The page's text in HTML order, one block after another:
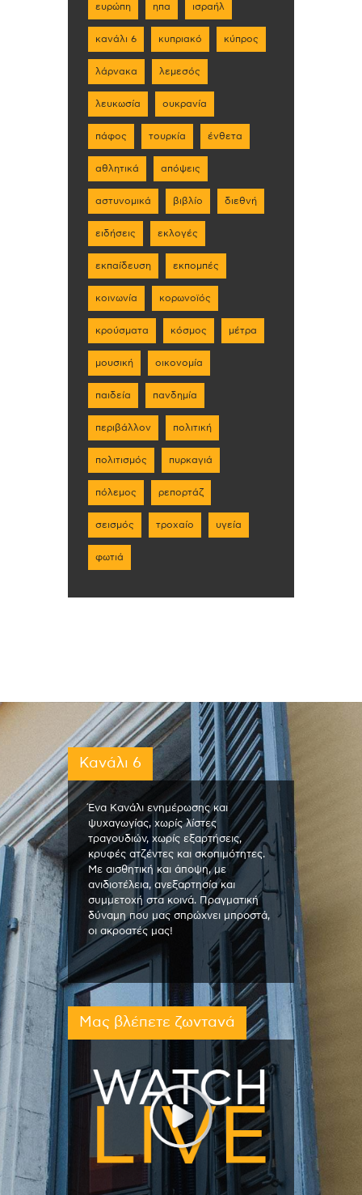
ευρώπη ηπα ισραήλ
κανάλι 6 κυπριακό κύπρος
λάρνακα λεμεσός
λευκωσία ουκρανία
πάφος τουρκία ένθετα
αθλητικά απόψεις
αστυνομικά βιβλίο διεθνή
ειδήσεις εκλογές
εκπαίδευση εκπομπές
κοινωνία κορωνοϊός
κρούσματα κόσμος μέτρα
μουσική οικονομία
παιδεία πανδημία
περιβάλλον πολιτική
πολιτισμός πυρκαγιά
πόλεμος ρεπορτάζ
σεισμός τροχαίο υγεία
φωτιά
Κανάλι 6
Ένα Κανάλι ενημέρωσης και
ψυχαγωγίας, χωρίς λίστες
τραγουδιών, χωρίς εξαρτήσεις,
κρυφές ατζέντες και σκοπιμότητες.
Με αισθητική και άποψη, με
ανιδιοτέλεια, ανεξαρτησία και
συμμετοχή στα κοινά. Πραγματική
δύναμη που μας σπρώχνει μπροστά,
οι ακροατές μας!
Μας βλέπετε ζωντανά